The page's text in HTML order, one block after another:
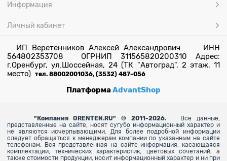
Информация
Личный кабинет
ИП Веретенников Алексей Александрович ИНН
564802353708 ОГРНИП 311565820200310 Адрес:
г.Оренбург, ул.Шоссейная, 24 (ТК "Автоград", 2 этаж, 11
место) тел. 88002001036, (3532) 487-056
ПлатформаAdvantShop
" Компания ORENTEN.RU" © 2011-2026.
Все данные,
представленные на сайте, носят сугубо информационный характер и
не являются исчерпывающими. Для более подробной информации
следует обращаться к менеджерам компании по указанным на сайте
телефонам. Вся представленная на сайте информация, касающаяся
комплектации, технических характеристик, цветовых сочетаний, а
также стоимости продукции, носит информационный характер и ни при